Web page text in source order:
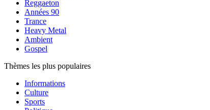
Reggaeton
Années 90
Trance
Heavy Metal
Ambient
Gospel
Thèmes les plus populaires
Informations
Culture
Sports